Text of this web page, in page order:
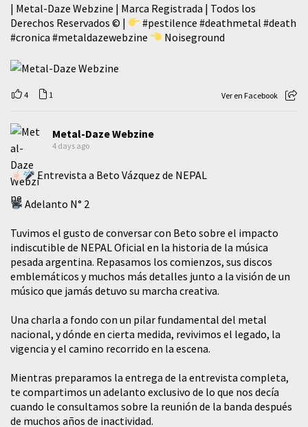
| Metal-Daze Webzine | Marca Registrada | Todos los
Derechos Reservados © |
#pestilence #deathmetal #death
#cronica #metaldazewebzine Noiseground
4 1 Ver en Facebook
Metal-Daze Webzine
4 days ago
Entrevista a Beto Vázquez de NEPAL
Adelanto N° 2
Tuvimos el gusto de conversar con Beto sobre el impacto
indiscutible de NEPAL Oficial en la historia de la música
pesada argentina. Repasamos los comienzos, sus discos
emblemáticos y muchos más detalles junto a la visión de un
músico que jamás detuvo su marcha creativa.
​Una charla a fondo con un pilar fundamental del metal
nacional, y dónde en cierta medida, revivimos el legado, la
vigencia y el camino recorrido en la escena.
Mientras preparamos la entrega de la entrevista completa,
te compartimos un adelanto exclusivo de lo que nos decía
cuando le consultamos sobre la reunión de la banda después
de muchos años de inactividad.